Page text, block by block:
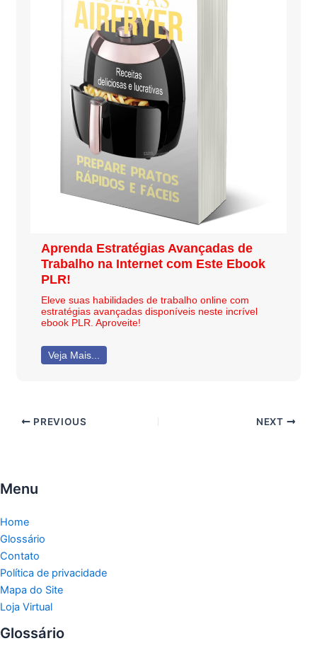
Aprenda Estratégias Avançadas de
Trabalho na Internet com Este Ebook
PLR!
Eleve suas habilidades de trabalho online com
estratégias avançadas disponíveis neste incrível
ebook PLR. Aproveite!
Veja Mais...
PREVIOUS NEXT
Menu
Home
Glossário
Contato
Política de privacidade
Mapa do Site
Loja Virtual
Glossário